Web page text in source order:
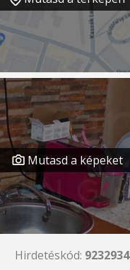
Mutasd a képeket
Hirdetéskód: 9232934